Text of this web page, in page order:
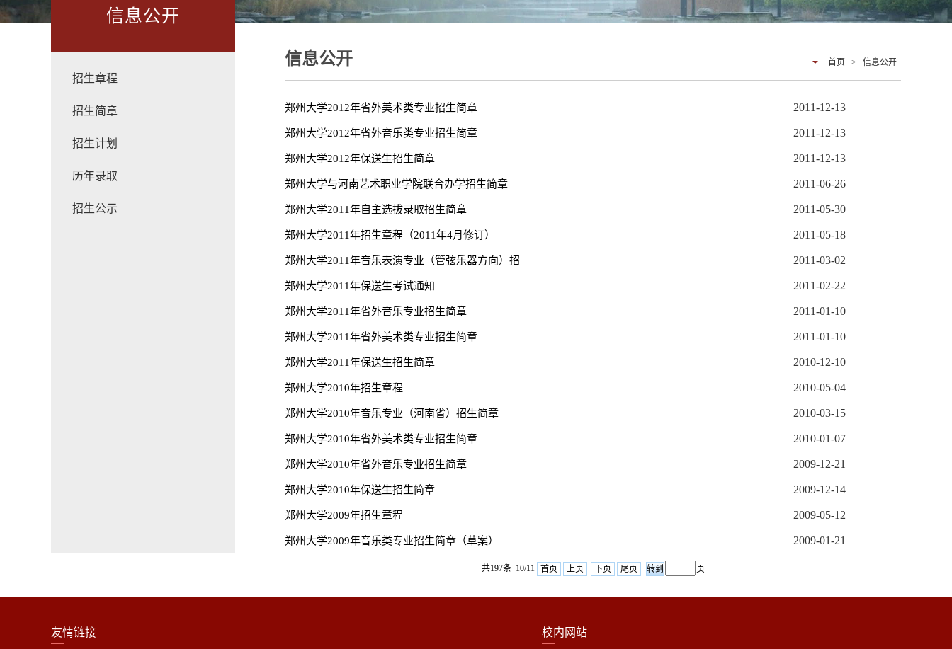
信息公开
招生章程
招生简章
招生计划
历年录取
招生公示
信息公开 首页 > 信息公开
2011-12-13
郑州大学2012年省外美术类专业招生简章
2011-12-13
郑州大学2012年省外音乐类专业招生简章
2011-12-13
郑州大学2012年保送生招生简章
2011-06-26
郑州大学与河南艺术职业学院联合办学招生简章
2011-05-30
郑州大学2011年自主选拔录取招生简章
2011-05-18
郑州大学2011年招生章程（2011年4月修订）
2011-03-02
郑州大学2011年音乐表演专业（管弦乐器方向）招
2011-02-22
郑州大学2011年保送生考试通知
2011-01-10
郑州大学2011年省外音乐专业招生简章
2011-01-10
郑州大学2011年省外美术类专业招生简章
2010-12-10
郑州大学2011年保送生招生简章
2010-05-04
郑州大学2010年招生章程
2010-03-15
郑州大学2010年音乐专业（河南省）招生简章
2010-01-07
郑州大学2010年省外美术类专业招生简章
2009-12-21
郑州大学2010年省外音乐专业招生简章
2009-12-14
郑州大学2010年保送生招生简章
2009-05-12
郑州大学2009年招生章程
2009-01-21
郑州大学2009年音乐类专业招生简章（草案）
共197条 10/11 首页 上页 下页 尾页 页
友情链接 校内网站